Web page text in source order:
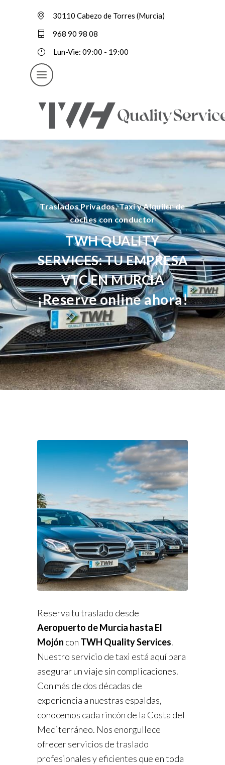
30110 Cabezo de Torres (Murcia)
968 90 98 08
Lun-Vie: 09:00 - 19:00
Traslados Privados, Taxi y Alquiler de
coches con conductor
TWH QUALITY
SERVICES: TU EMPRESA
VTC EN MURCIA
¡Reserve online ahora!
Reserva tu traslado desde
Aeropuerto de Murcia hasta El
Mojón con TWH Quality Services.
Nuestro servicio de taxi está aquí para
asegurar un viaje sin complicaciones.
Con más de dos décadas de
experiencia a nuestras espaldas,
conocemos cada rincón de la Costa del
Mediterráneo. Nos enorgullece
ofrecer servicios de traslado
profesionales y eficientes que en toda